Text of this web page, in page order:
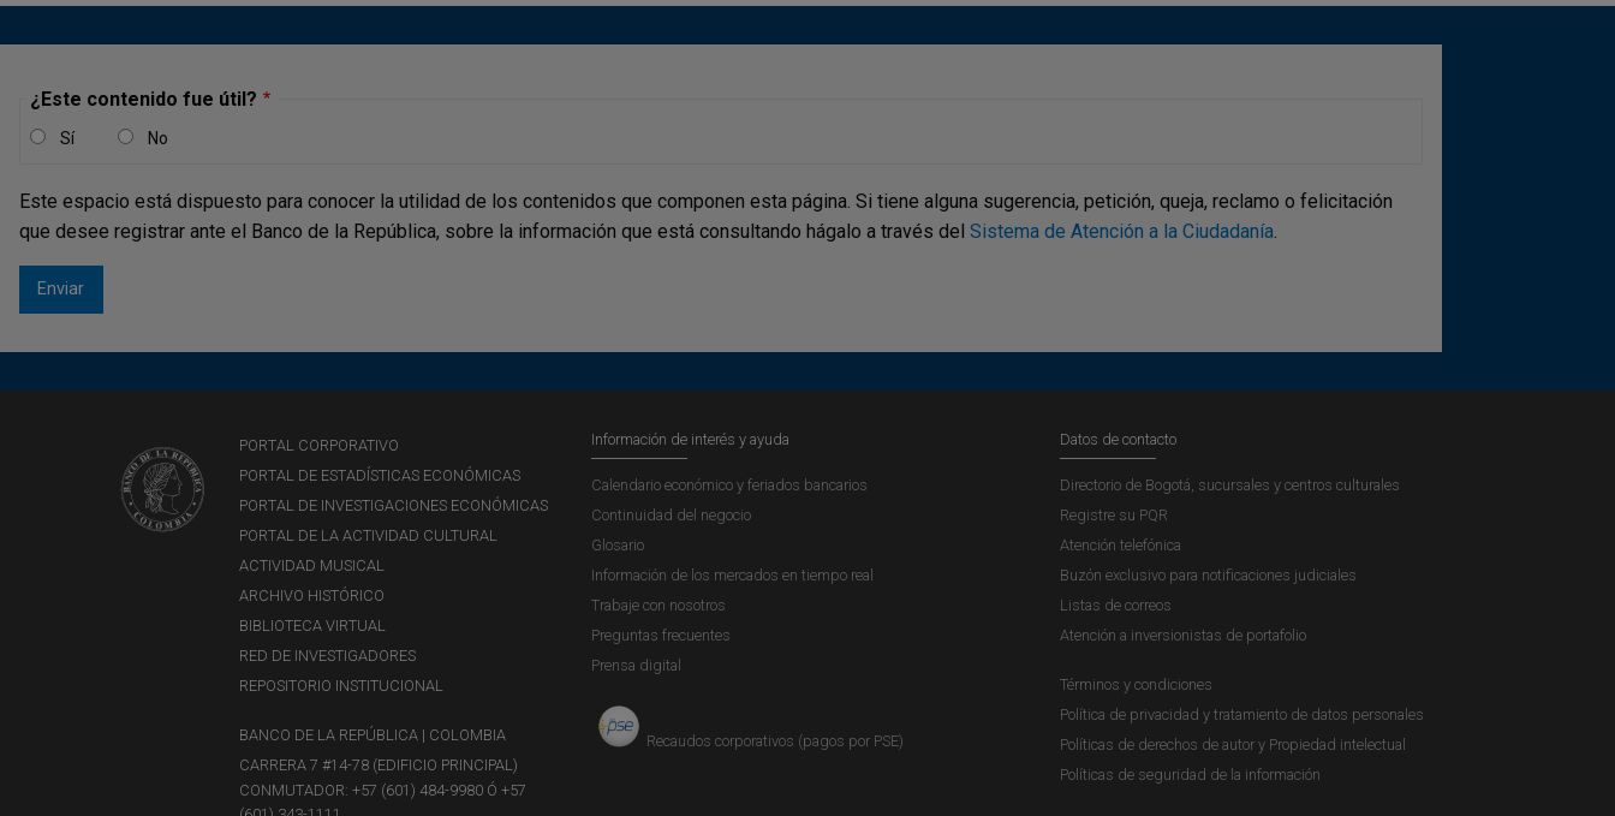
¿Este contenido fue útil?
Sí No
Este espacio está dispuesto para conocer la utilidad de los contenidos que componen esta página. Si tiene alguna sugerencia, petición, queja, reclamo o felicitación
que desee registrar ante el Banco de la República, sobre la información que está consultando hágalo a través del Sistema de Atención a la Ciudadanía.
PORTAL CORPORATIVO
PORTAL DE ESTADÍSTICAS ECONÓMICAS
PORTAL DE INVESTIGACIONES ECONÓMICAS
PORTAL DE LA ACTIVIDAD CULTURAL
ACTIVIDAD MUSICAL
ARCHIVO HISTÓRICO
BIBLIOTECA VIRTUAL
RED DE INVESTIGADORES
REPOSITORIO INSTITUCIONAL
BANCO DE LA REPÚBLICA | COLOMBIA
CARRERA 7 #14-78 (EDIFICIO PRINCIPAL)
CONMUTADOR: +57 (601) 484-9980 Ó +57
Información de interés y ayuda
Calendario económico y feriados bancarios
Continuidad del negocio
Glosario
Información de los mercados en tiempo real
Trabaje con nosotros
Preguntas frecuentes
Prensa digital
Recaudos corporativos (pagos por PSE)
Datos de contacto
Directorio de Bogotá, sucursales y centros culturales
Registre su PQR
Atención telefónica
Buzón exclusivo para notificaciones judiciales
Listas de correos
Atención a inversionistas de portafolio
Términos y condiciones
Política de privacidad y tratamiento de datos personales
Políticas de derechos de autor y Propiedad intelectual
Políticas de seguridad de la información